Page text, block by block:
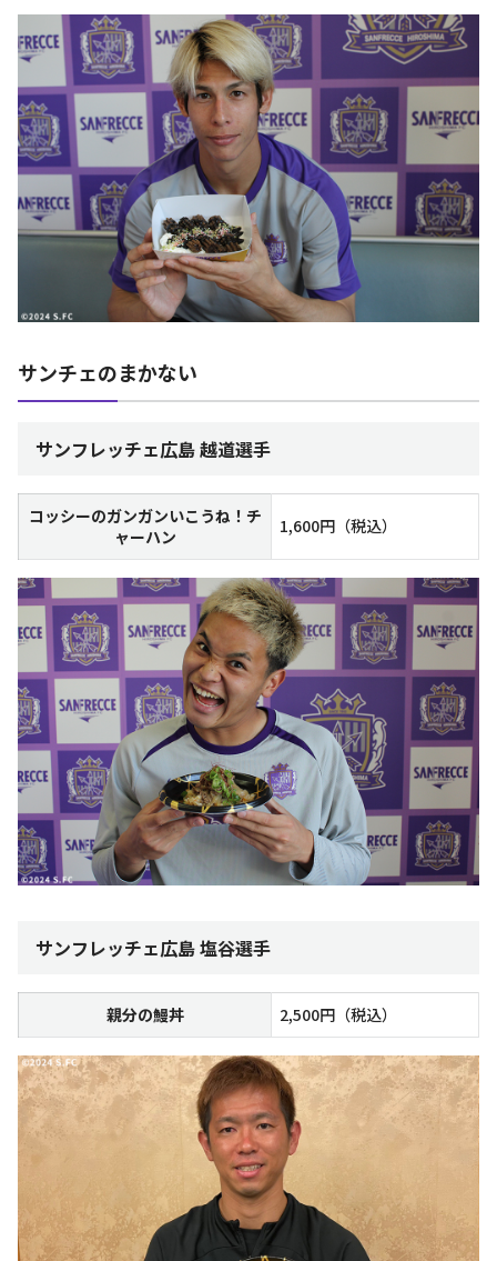
サンチェのまかない
サンフレッチェ広島 越道選手
コッシーのガンガンいこうね！チ
ャーハン
1,600円（税込）
サンフレッチェ広島 塩谷選手
親分の鰻丼 2,500円（税込）